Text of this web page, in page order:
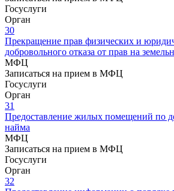
Госуслуги
Орган
30
Прекращение прав физических и
добровольного отказа от прав на
МФЦ
Записаться на прием в МФЦ
Госуслуги
Орган
31
Предоставление жилых помещений по
найма
МФЦ
Записаться на прием в МФЦ
Госуслуги
Орган
32